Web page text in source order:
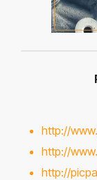
http://
http://
http://